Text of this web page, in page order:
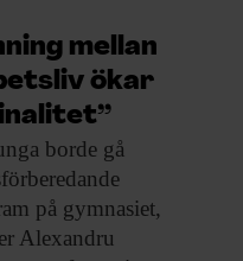
mellan
ökar
borde gå
på gymnasiet,
Alexandru